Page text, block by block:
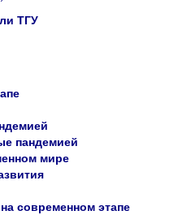
ТГУ
пандемией
мире
современном этапе